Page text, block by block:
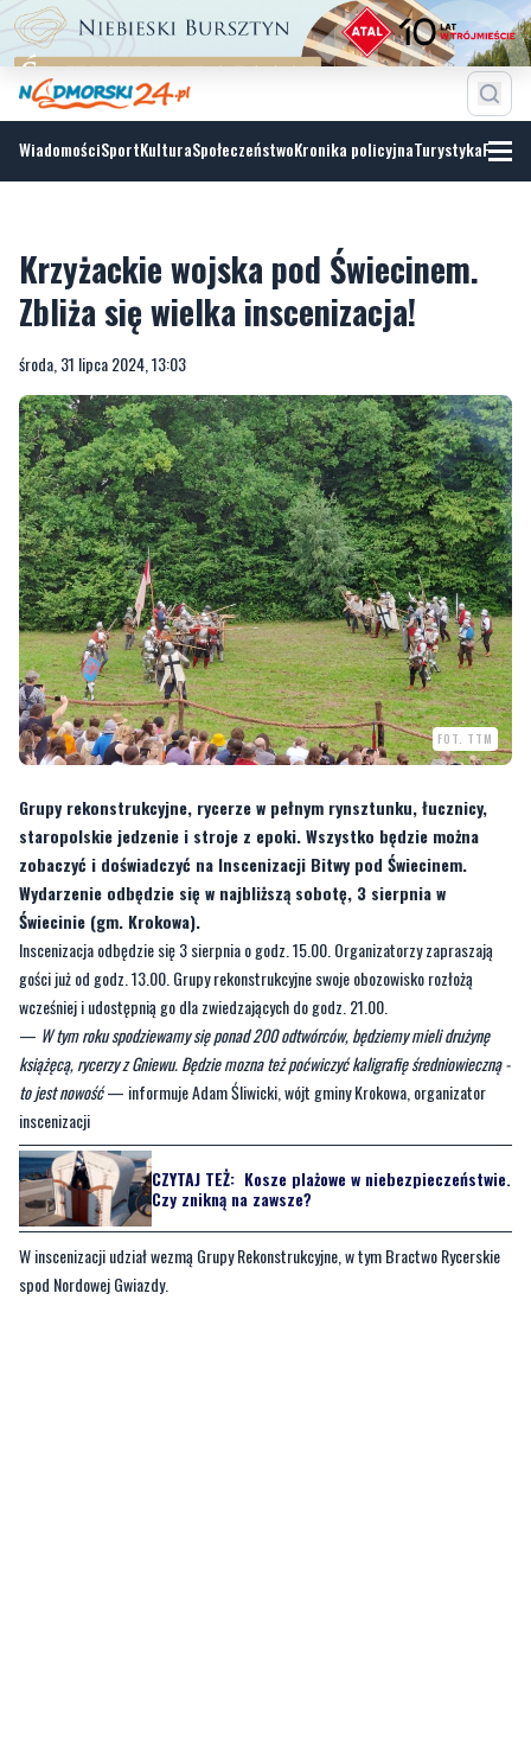
WiadomościSportKulturaSpołeczeństwoKronika policyjnaTurystyka
Krzyżackie wojska pod Świecinem.
Zbliża się wielka inscenizacja!
środa, 31 lipca 2024, 13:03
FOT. TTM
Grupy rekonstrukcyjne, rycerze w pełnym rynsztunku, łucznicy,
staropolskie jedzenie i stroje z epoki. Wszystko będzie można
zobaczyć i doświadczyć na Inscenizacji Bitwy pod Świecinem.
Wydarzenie odbędzie się w najbliższą sobotę, 3 sierpnia w
Świecinie (gm. Krokowa).
Inscenizacja odbędzie się 3 sierpnia o godz. 15.00. Organizatorzy zapraszają
gości już od godz. 13.00. Grupy rekonstrukcyjne swoje obozowisko rozłożą
wcześniej i udostępnią go dla zwiedzających do godz. 21.00.
—W tym roku spodziewamy się ponad 200 odtwórców, będziemy mieli drużynę
książęcą, rycerzy z Gniewu. Będzie mozna też poćwiczyć kaligrafię średniowieczną -
to jest nowość— informuje Adam Śliwicki, wójt gminy Krokowa, organizator
inscenizacji
CZYTAJ TEŻ:Kosze plażowe w niebezpieczeństwie.
Czy znikną na zawsze?